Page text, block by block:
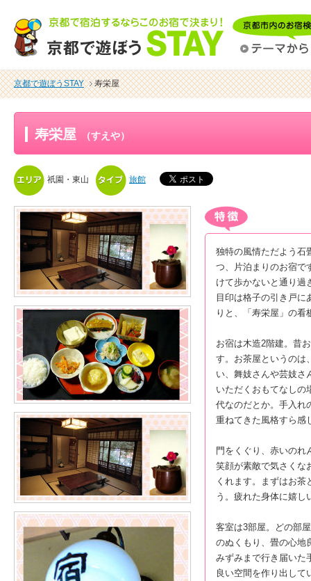
京都で遊ぼうSTAY 寿栄屋
寿栄屋 （すえや）
祇園・東山 旅館
独特の風情ただよう石
つ、片泊まりのお宿で
けて歩かないと通り過
目印は格子の引き戸に
りと、「寿栄屋」の看
お宿は木造2階建。昔
す。お茶屋というのは
い、舞妓さんや芸妓さ
いただくおもてなしの
代なのだとか。手入れ
重ねてきた風格すら感
門をくぐり、赤いのれ
笑顔が素敵で気さくな
くれます。まずはお茶
う。疲れた身体に嬉し
客室は3部屋。どの部
のぬくもり、畳の心地
みずみまで行き届いた
良い空間を作り出して